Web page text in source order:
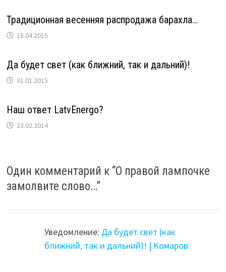
Традиционная весенняя распродажа барахла…
18.04.2015
Да будет свет (как ближний, так и дальний)!
31.01.2015
Наш ответ LatvEnergo?
23.02.2014
Один комментарий к “О правой лампочке
замолвите слово…”
Уведомление: Да будет свет (как
ближний, так и дальний)! | Комаров